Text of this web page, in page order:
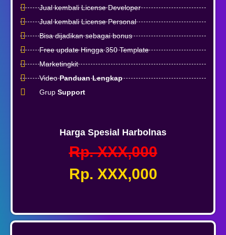
Jual kembali License Developer
Jual kembali License Personal
Bisa dijadikan sebagai bonus
Free update Hingga 350 Template
Marketingkit
VideoPanduan Lengkap
Grup Support
Harga Spesial Harbolnas
Rp. XXX,000
Rp. XXX,000